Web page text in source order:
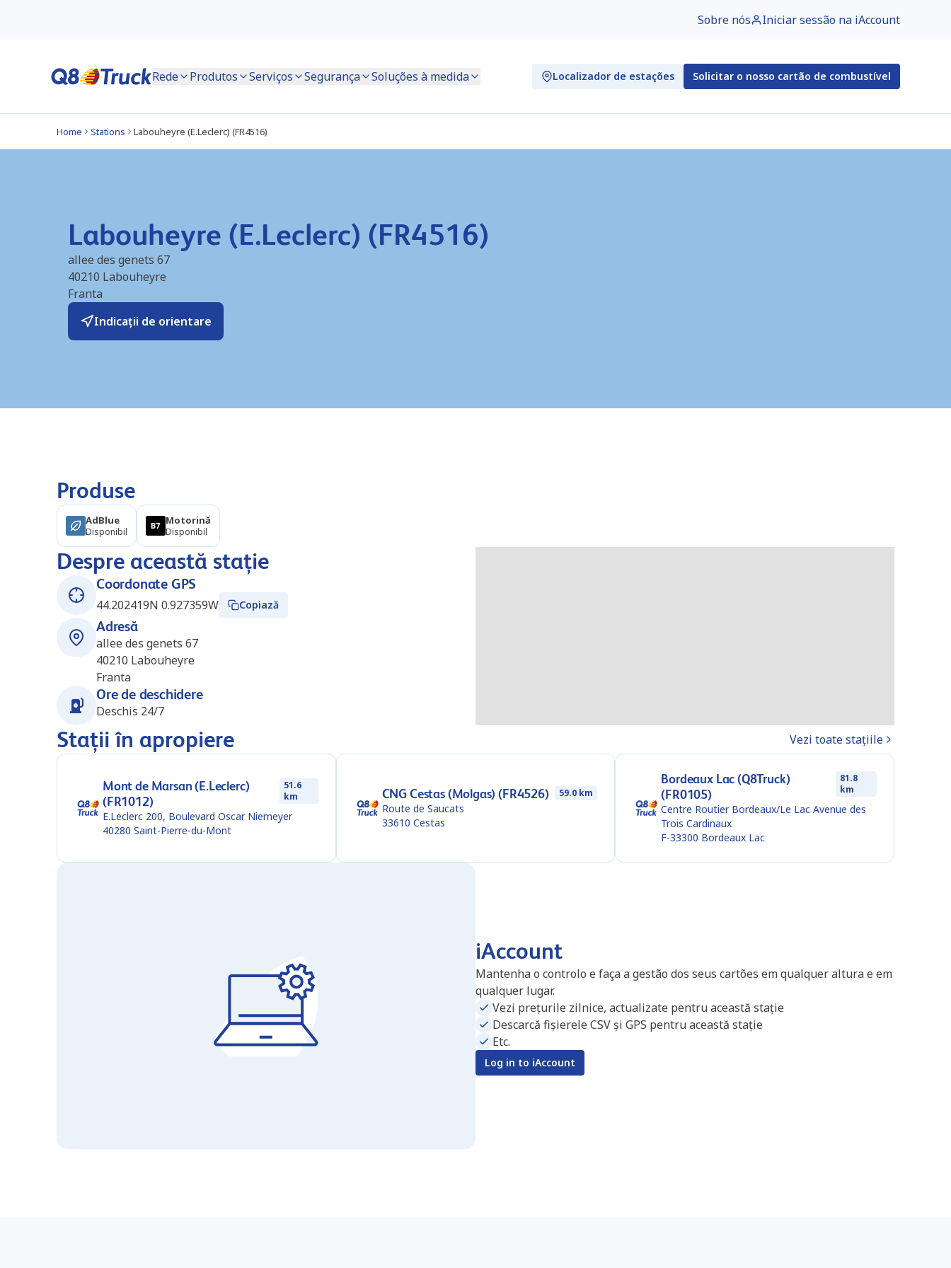
Sobre nós Iniciar sessão na iAccount
Rede Produtos Serviços Segurança Soluções à medida Localizador de estações Solicitar o nosso cartão de combustível
Home Stations Labouheyre (E.Leclerc) (FR4516)
Labouheyre (E.Leclerc) (FR4516)
allee des genets 67
40210 Labouheyre
Franta
Indicații de orientare
Produse
AdBlue
Disponibil
Motorină
Disponibil
Despre această stație
Coordonate GPS
44.202419N 0.927359W
Copiază
Adresă
allee des genets 67
40210 Labouheyre
Franta
Ore de deschidere
Deschis 24/7
Stații în apropiere Vezi toate stațiile
Mont de Marsan (E.Leclerc)
(FR1012)
51.6
km
E.Leclerc 200, Boulevard Oscar Niemeyer
40280 Saint-Pierre-du-Mont
CNG Cestas (Molgas) (FR4526) 59.0 km
Route de Saucats
33610 Cestas
Bordeaux Lac (Q8Truck)
(FR0105)
81.8
km
Centre Routier Bordeaux/Le Lac Avenue des
Trois Cardinaux
F-33300 Bordeaux Lac
iAccount
Mantenha o controlo e faça a gestão dos seus cartões em qualquer altura e em
qualquer lugar.
Vezi prețurile zilnice, actualizate pentru această stație
Descarcă fișierele CSV și GPS pentru această stație
Etc.
Log in to iAccount